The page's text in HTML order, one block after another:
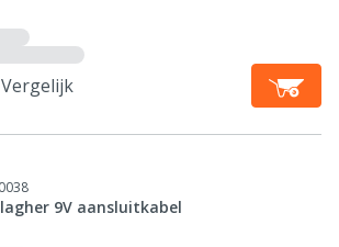
Vergelijk
9V aansluitkabel